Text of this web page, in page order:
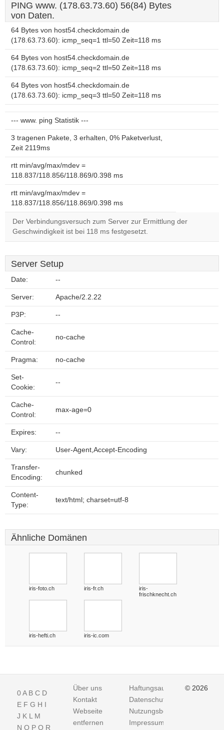
PING www. (178.63.73.60) 56(84) Bytes
von Daten.
64 Bytes von host54.checkdomain.de
(178.63.73.60): icmp_seq=1 ttl=50 Zeit=118 ms
64 Bytes von host54.checkdomain.de
(178.63.73.60): icmp_seq=2 ttl=50 Zeit=118 ms
64 Bytes von host54.checkdomain.de
(178.63.73.60): icmp_seq=3 ttl=50 Zeit=118 ms
--- www. ping Statistik ---
3 tragenen Pakete, 3 erhalten, 0% Paketverlust,
Zeit 2119ms
rtt min/avg/max/mdev =
118.837/118.856/118.869/0.398 ms
rtt min/avg/max/mdev =
118.837/118.856/118.869/0.398 ms
Der Verbindungsversuch zum Server zur Ermittlung der
Geschwindigkeit ist bei 118 ms festgesetzt.
Server Setup
Date: --
Server: Apache/2.2.22
P3P: --
Cache-
Control:
no-cache
Pragma: no-cache
Set-
Cookie:
--
Cache-
Control:
max-age=0
Expires: --
Vary: User-Agent,Accept-Encoding
Transfer-
Encoding:
chunked
Content-
Type:
text/html; charset=utf-8
Ähnliche Domänen
iris-foto.ch iris-fr.ch
iris-
frischknecht.ch
iris-hefti.ch iris-ic.com
0A B C D
E F G H I
J K L M
N O P Q R
Über uns
Kontakt
Webseite
entfernen
Haftungsausschluss
Datenschutz
Nutzungsbedingungen
Impressum
© 2026